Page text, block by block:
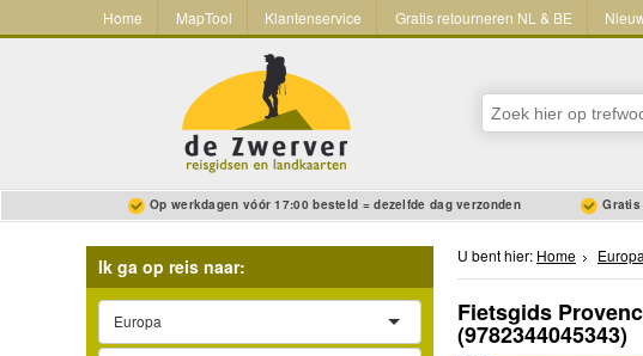
Home MapTool Klantenservice Gratis retourneren NL & BE
Op werkdagen vóór 17:00 besteld = dezelfde dag verzonden
Ik ga op reis naar:
Europa
U bent hier: Home Europa
Fietsgids
(9782344045343)